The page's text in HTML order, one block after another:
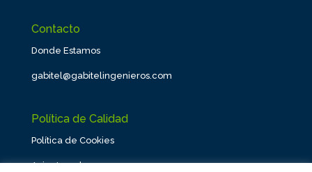
Contacto
Donde Estamos
gabitel@gabitelingenieros.com
Política de Calidad
Política de Cookies
Aviso Legal